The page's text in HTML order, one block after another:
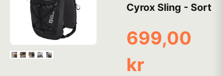
Cyrox Sling - Sort
699,00
kr